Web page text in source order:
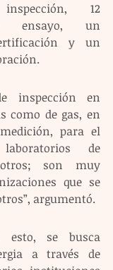
12
ensayo, un
y un
inspección en
como de gas, en
para el
de
son muy
que se
argumentó.
esto, se busca
a través de